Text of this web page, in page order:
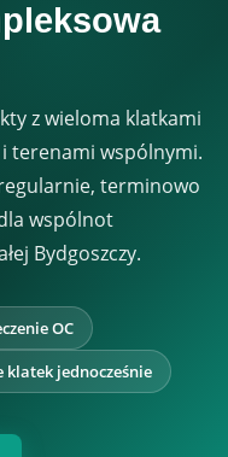
z wieloma klatkami
terenami wspólnymi.
terminowo
wspólnot
Bydgoszczy.
OC
klatek jednocześnie